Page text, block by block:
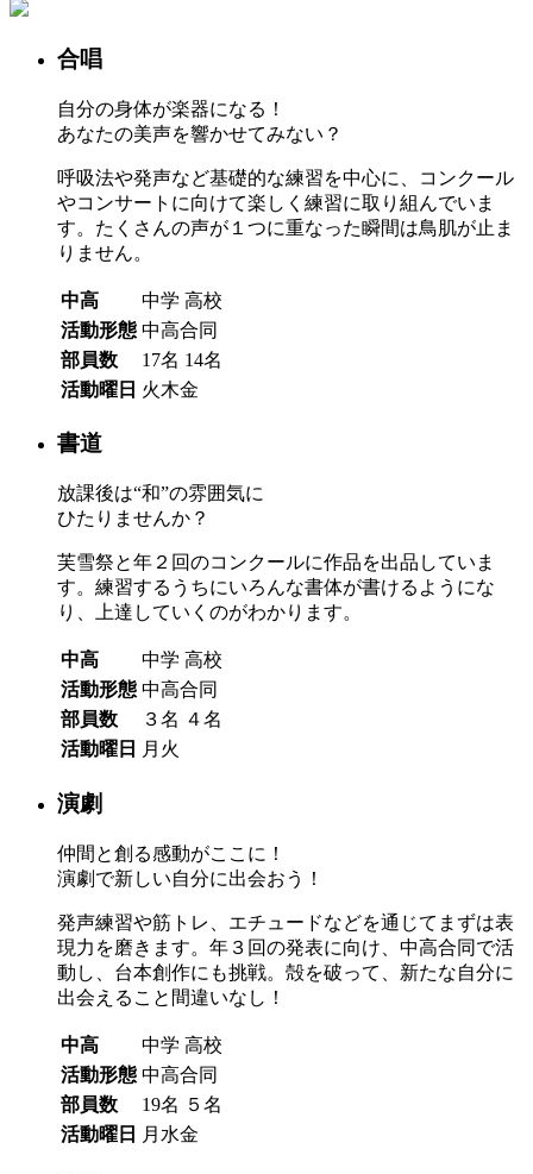
合唱
自分の身体が楽器になる！
あなたの美声を響かせてみない？
呼吸法や発声など基礎的な練習を中心に、コンクール
やコンサートに向けて楽しく練習に取り組んでいま
す。たくさんの声が１つに重なった瞬間は鳥肌が止ま
りません。
中高 中学 高校
活動形態 中高合同
部員数
17名 14名
活動曜日 火木金
書道
放課後は“和”の雰囲気に
ひたりませんか？
芙雪祭と年２回のコンクールに作品を出品していま
す。練習するうちにいろんな書体が書けるようにな
り、上達していくのがわかります。
中高 中学 高校
活動形態 中高合同
部員数
３名 ４名
活動曜日
月火
演劇
仲間と創る感動がここに！
演劇で新しい自分に出会おう！
発声練習や筋トレ、エチュードなどを通じてまずは表
現力を磨きます。年３回の発表に向け、中高合同で活
動し、台本創作にも挑戦。殻を破って、新たな自分に
出会えること間違いなし！
中高 中学 高校
活動形態 中高合同
部員数
19名 ５名
活動曜日
月水金